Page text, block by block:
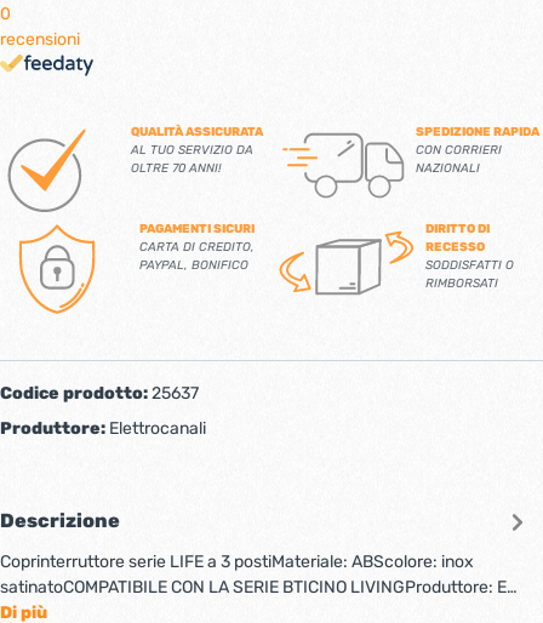
0
recensioni
QUALITÀ ASSICURATA
AL TUO SERVIZIO DA
OLTRE 70 ANNI!
SPEDIZIONE RAPIDA
CON CORRIERI
NAZIONALI
PAGAMENTI SICURI
CARTA DI CREDITO,
PAYPAL, BONIFICO
DIRITTO DI
RECESSO
SODDISFATTI O
RIMBORSATI
Codice prodotto:25637
Produttore: Elettrocanali
Descrizione
Coprinterruttore serie LIFE a 3 postiMateriale: ABScolore: inox
satinatoCOMPATIBILE CON LA SERIE BTICINO LIVINGProduttore: E…
Di più